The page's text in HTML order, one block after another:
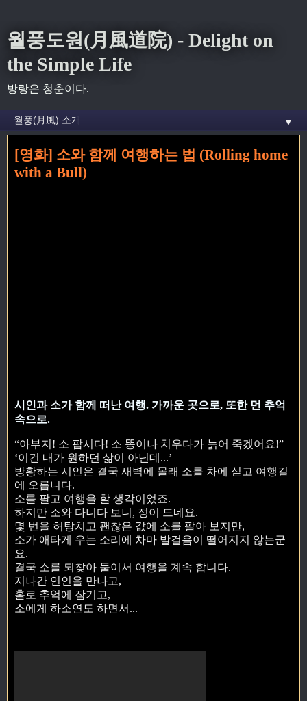
월풍도원(月風道院) - Delight on
the Simple Life
방랑은 청춘이다.
▼
» 한국영화 꼬리가 달린 글
[영화] 소와 함께 여행하는 법 (Rolling home
with a Bull)
시인과 소가 함께 떠난 여행. 가까운 곳으로, 또한 먼 추억
속으로.
“아부지! 소 팝시다! 소 똥이나 치우다가 늙어 죽겠어요!”
‘이건 내가 원하던 삶이 아닌데...’
방황하는 시인은 결국 새벽에 몰래 소를 차에 싣고 여행길
에 오릅니다.
소를 팔고 여행을 할 생각이었죠.
하지만 소와 다니다 보니, 정이 드네요.
몇 번을 허탕치고 괜찮은 값에 소를 팔아 보지만,
소가 애타게 우는 소리에 차마 발걸음이 떨어지지 않는군
요.
결국 소를 되찾아 둘이서 여행을 계속 합니다.
지나간 연인을 만나고,
홀로 추억에 잠기고,
소에게 하소연도 하면서...